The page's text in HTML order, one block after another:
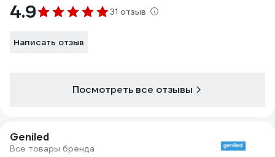
4.9 31 отзыв
Написать отзыв
Посмотреть все отзывы
Geniled
Все товары бренда